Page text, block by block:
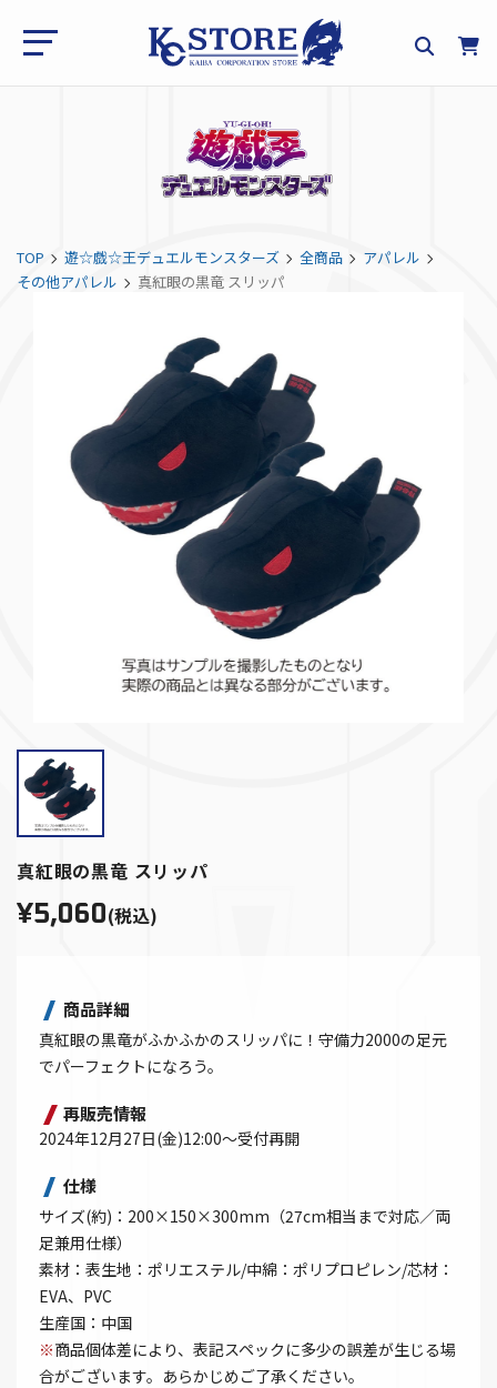
TOP 遊☆戯☆王デュエルモンスターズ 全商品
アパレル
その他アパレル
真紅眼の黒竜 スリッパ
真紅眼の黒竜 スリッパ
¥5,060(税込)
商品詳細
真紅眼の黒竜がふかふかのスリッパに！守備力2000の足元
でパーフェクトになろう。
再販売情報
2024年12月27日(金)12:00～受付再開
仕様
サイズ(約)：200×150×300mm（27cm相当まで対応／両
足兼用仕様）
素材：表生地：ポリエステル/中綿：ポリプロピレン/芯材：
EVA、PVC
生産国：中国
※商品個体差により、表記スペックに多少の誤差が生じる場
合がございます。あらかじめご了承ください。